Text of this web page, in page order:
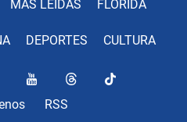
MÁS LEÍDAS FLORIDA
DEPORTES CULTURA
RSS